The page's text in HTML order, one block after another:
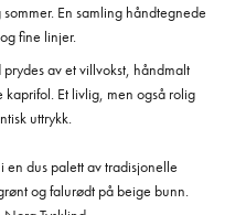
En samling håndtegnede
fine linjer.
av et villvokst, håndmalt
kaprifol. Et livlig, men også rolig
uttrykk.
en dus palett av tradisjonelle
og falurødt på beige bunn.